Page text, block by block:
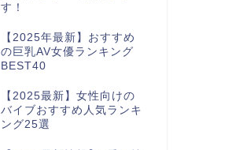
す！
【2025年最新】おすすめ
の巨乳AV女優ランキング
BEST40
【2025最新】女性向けの
バイブおすすめ人気ランキ
ング25選